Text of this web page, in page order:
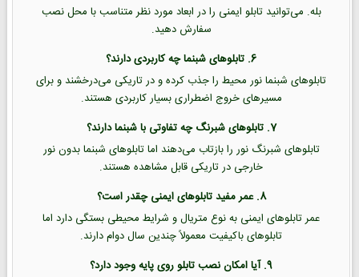
بله. می‌توانید تابلو ایمنی را در ابعاد مورد نظر متناسب با محل نصب
سفارش دهید.
6. تابلوهای شبنما چه کاربردی دارند؟
تابلوهای شبنما نور محیط را جذب کرده و در تاریکی می‌درخشند و برای
مسیرهای خروج اضطراری بسیار کاربردی هستند.
7. تابلوهای شبرنگ چه تفاوتی با شبنما دارند؟
تابلوهای شبرنگ نور را بازتاب می‌دهند اما تابلوهای شبنما بدون نور
خارجی در تاریکی قابل مشاهده هستند.
8. عمر مفید تابلوهای ایمنی چقدر است؟
عمر تابلوهای ایمنی به نوع متریال و شرایط محیطی بستگی دارد اما
تابلوهای باکیفیت معمولاً چندین سال دوام دارند.
9. آیا امکان نصب تابلو روی پایه وجود دارد؟